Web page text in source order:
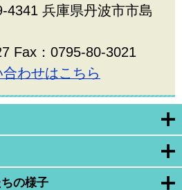
の様子
4341 兵庫県丹波市市島
Fax：0795-80-3021
わせはこちら